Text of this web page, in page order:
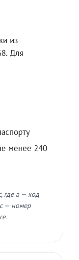
из
Для
менее 240
где a — код
— номер